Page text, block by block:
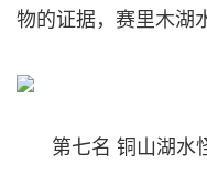
物的证据，赛里木湖
第七名 铜山湖水